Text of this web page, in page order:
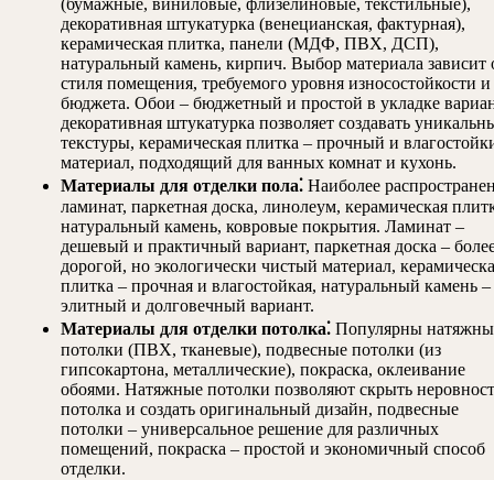
(бумажные, виниловые, флизелиновые, текстильные),
декоративная штукатурка (венецианская, фактурная),
керамическая плитка, панели (МДФ, ПВХ, ДСП),
натуральный камень, кирпич. Выбор материала зависит
стиля помещения, требуемого уровня износостойкости и
бюджета. Обои – бюджетный и простой в укладке
декоративная штукатурка позволяет создавать
текстуры, керамическая плитка – прочный и
материал, подходящий для ванных комнат и кухонь.
Материалы для отделки пола⁚ Наиболее
ламинат, паркетная доска, линолеум, керамическая
натуральный камень, ковровые покрытия. Ламинат –
дешевый и практичный вариант, паркетная доска –
дорогой, но экологически чистый материал,
плитка – прочная и влагостойкая, натуральный камень –
элитный и долговечный вариант.
Материалы для отделки потолка⁚ Популярны
потолки (ПВХ, тканевые), подвесные потолки (из
гипсокартона, металлические), покраска, оклеивание
обоями. Натяжные потолки позволяют скрыть
потолка и создать оригинальный дизайн, подвесные
потолки – универсальное решение для различных
помещений, покраска – простой и экономичный способ
отделки.